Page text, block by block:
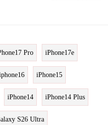
Pro iPhone17e
iPhone15
iPhone14 iPhone14 Plus
S26 Ultra